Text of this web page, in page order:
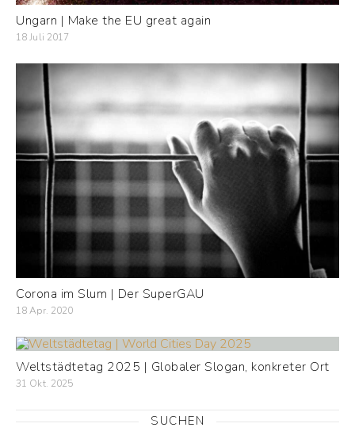
Ungarn | Make the EU great again
18 Juli 2017
Corona im Slum | Der SuperGAU
18 Apr. 2020
Weltstädtetag 2025 | Globaler Slogan, konkreter Ort
31 Okt. 2025
SUCHEN